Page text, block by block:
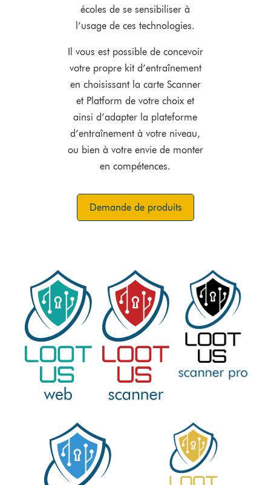
écoles de se sensibiliser à
l’usage de ces technologies.
Il vous est possible de concevoir
votre propre kit d’entraînement
en choisissant la carte Scanner
et Platform de votre choix et
ainsi d’adapter la plateforme
d’entraînement à votre niveau,
ou bien à votre envie de monter
en compétences.
Demande de produits